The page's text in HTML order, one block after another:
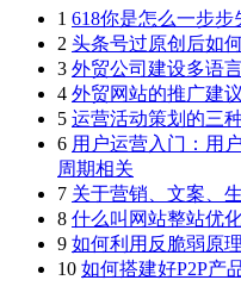
1 618你是怎么一步步
2 头条号过原创后如
3 外贸公司建设多语
4 外贸网站的推广建议
5 运营活动策划的三
6 用户运营入门：用
周期相关
7 关于营销、文案、
8 什么叫网站整站优
9 如何利用反脆弱原
10 如何搭建好P2P产